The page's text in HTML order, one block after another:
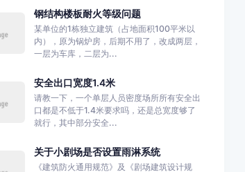
钢结构楼板耐火等级问题
某单位的1栋独立建筑（占地面积100平米以
内），原为锅炉房，后期不用了，改成两层，
一层为车库，二层为...
安全出口宽度1.4米
请教一下，一个单层人员密度场所所有安全出
口都是不低于1.4米要求吗，还是总宽度够了
就行，其中部分安全...
关于小剧场是否设置雨淋系统
《建筑防火通用规范》及《剧场建筑设计规